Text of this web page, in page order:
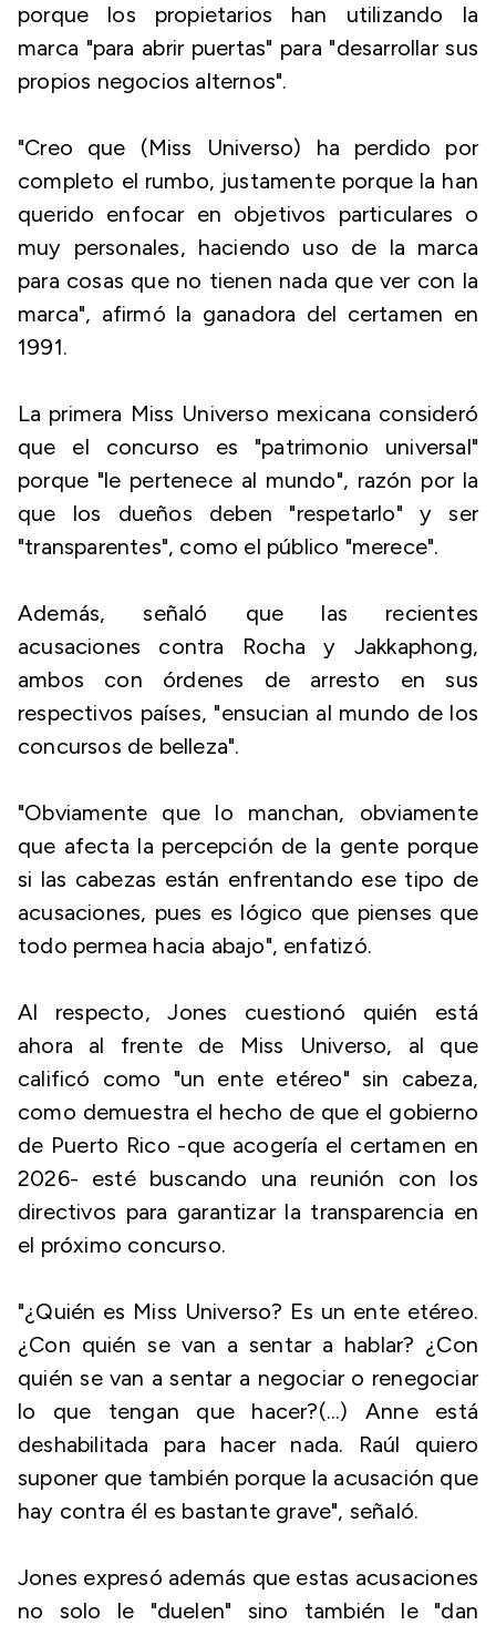
porque los propietarios han utilizando la
marca "para abrir puertas" para "desarrollar sus
propios negocios alternos".
"Creo que (Miss Universo) ha perdido por
completo el rumbo, justamente porque la han
querido enfocar en objetivos particulares o
muy personales, haciendo uso de la marca
para cosas que no tienen nada que ver con la
marca", afirmó la ganadora del certamen en
1991.
La primera Miss Universo mexicana consideró
que el concurso es "patrimonio universal"
porque "le pertenece al mundo", razón por la
que los dueños deben "respetarlo" y ser
"transparentes", como el público "merece".
Además, señaló que las recientes
acusaciones contra Rocha y Jakkaphong,
ambos con órdenes de arresto en sus
respectivos países, "ensucian al mundo de los
concursos de belleza".
"Obviamente que lo manchan, obviamente
que afecta la percepción de la gente porque
si las cabezas están enfrentando ese tipo de
acusaciones, pues es lógico que pienses que
todo permea hacia abajo", enfatizó.
Al respecto, Jones cuestionó quién está
ahora al frente de Miss Universo, al que
calificó como "un ente etéreo" sin cabeza,
como demuestra el hecho de que el gobierno
de Puerto Rico -que acogería el certamen en
2026- esté buscando una reunión con los
directivos para garantizar la transparencia en
el próximo concurso.
"¿Quién es Miss Universo? Es un ente etéreo.
¿Con quién se van a sentar a hablar? ¿Con
quién se van a sentar a negociar o renegociar
lo que tengan que hacer?(...) Anne está
deshabilitada para hacer nada. Raúl quiero
suponer que también porque la acusación que
hay contra él es bastante grave", señaló.
Jones expresó además que estas acusaciones
no solo le "duelen" sino también le "dan